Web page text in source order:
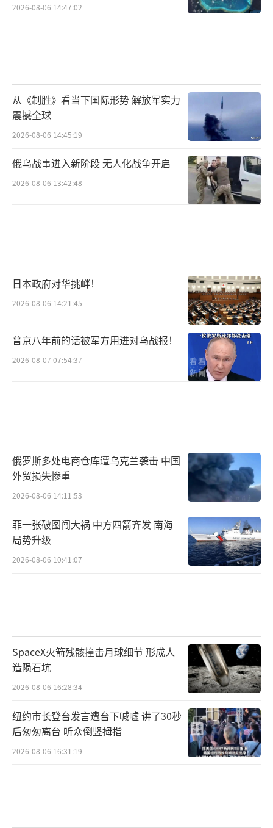
2026-08-06 14:47:02
从《制胜》看当下国际形势 解放军实力
震撼全球
2026-08-06 14:45:19
俄乌战事进入新阶段 无人化战争开启
2026-08-06 13:42:48
日本政府对华挑衅！
2026-08-06 14:21:45
普京八年前的话被军方用进对乌战报！
2026-08-07 07:54:37
俄罗斯多处电商仓库遭乌克兰袭击 中国
外贸损失惨重
2026-08-06 14:11:53
菲一张破图闯大祸 中方四箭齐发 南海
局势升级
2026-08-06 10:41:07
SpaceX火箭残骸撞击月球细节 形成人
造陨石坑
2026-08-06 16:28:34
纽约市长登台发言遭台下喊嘘 讲了30秒
后匆匆离台 听众倒竖拇指
2026-08-06 16:31:19